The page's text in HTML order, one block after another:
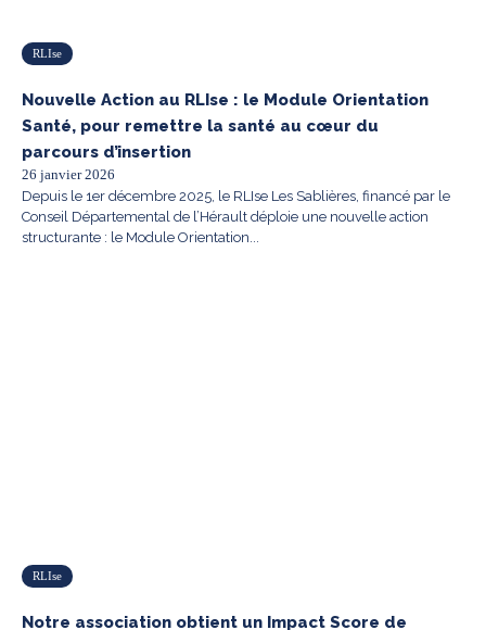
RLIse
Nouvelle Action au RLIse : le Module Orientation
Santé, pour remettre la santé au cœur du
parcours d’insertion
26 janvier 2026
Depuis le 1er décembre 2025, le RLIse Les Sablières, financé par le
Conseil Départemental de l’Hérault déploie une nouvelle action
structurante : le Module Orientation...
RLIse
Notre association obtient un Impact Score de